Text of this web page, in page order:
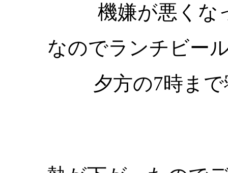
機嫌が悪くな
なのでランチビー
夕方の7時ま